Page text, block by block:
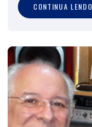
CONTINUA LENDO